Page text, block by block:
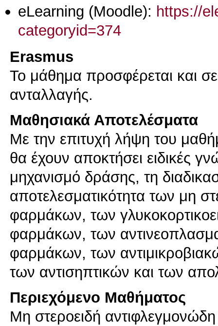
eLearning (Moodle): https://
categoryid=374
Erasmus
Το μάθημα προσφέρεται και
ανταλλαγής.
Μαθησιακά Αποτελέσματα
Με την επιτυχή λήψη του
θα έχουν αποκτήσει ειδικές
μηχανισμό δράσης, τη
αποτελεσματικότητα των μη
φαρμάκων, των
φαρμάκων, των
φαρμάκων, των
των αντισηπτικών και των
Περιεχόμενο Μαθήματος
Mη στεροειδή